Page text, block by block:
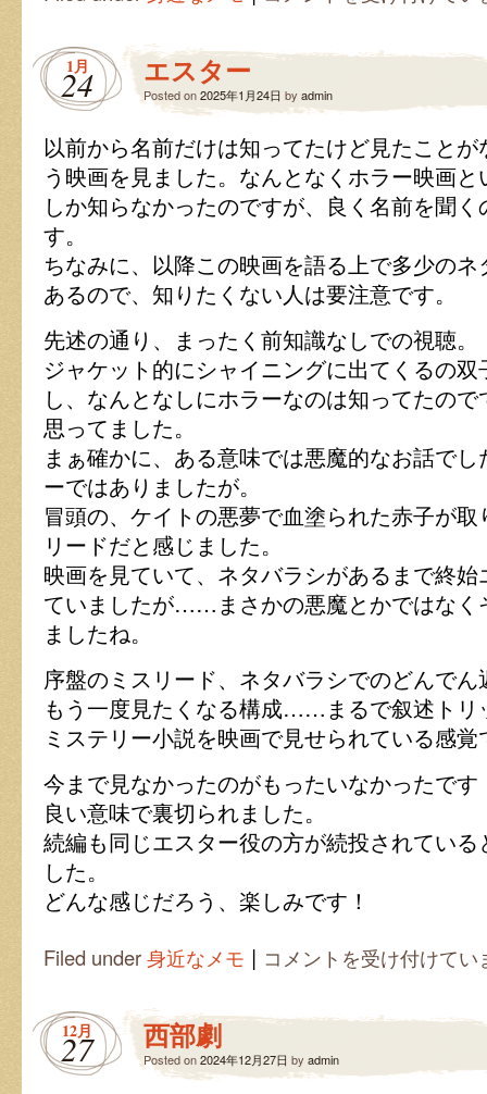
米
1月
24 エスター
Posted on2025年1月24日 by admin
以前から名前だけは知ってたけど見たこと
う映画を見ました。なんとなくホラー映画
しか知らなかったのですが、良く名前を聞
す。
ちなみに、以降この映画を語る上で多少の
あるので、知りたくない人は要注意です。
先述の通り、まったく前知識なしでの視聴。
ジャケット的にシャイニングに出てくるの
し、なんとなしにホラーなのは知ってたの
思ってました。
まぁ確かに、ある意味では悪魔的なお話で
ーではありましたが。
冒頭の、ケイトの悪夢で血塗られた赤子が
リードだと感じました。
映画を見ていて、ネタバラシがあるまで終
ていましたが……まさかの悪魔とかではなく
ましたね。
序盤のミスリード、ネタバラシでのどんで
もう一度見たくなる構成……まるで叙述トリ
ミステリー小説を映画で見せられている感覚
今まで見なかったのがもったいなかったです
良い意味で裏切られました。
続編も同じエスター役の方が続投されてい
した。
どんな感じだろう、楽しみです！
Filed under身近なメモ |
エ
ス
コメントを受け付けてい
12月
27 西部劇
Posted on2024年12月27日 by admin